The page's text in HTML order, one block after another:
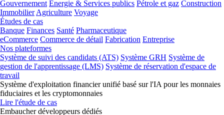
Gouvernement Énergie & Services publics Pétrole et gaz Construction
Immobilier Agriculture Voyage
Études de cas
Banque Finances Santé Pharmaceutique
eCommerce Commerce de détail Fabrication Entreprise
Nos plateformes
Système de suivi des candidats (ATS) Système GRH Système de
gestion de l'apprentissage (LMS) Système de réservation d'espace de
travail
Système d'exploitation financier unifié basé sur l'IA pour les monnaies
fiduciaires et les cryptomonnaies
Lire l'étude de cas
Embaucher développeurs dédiés